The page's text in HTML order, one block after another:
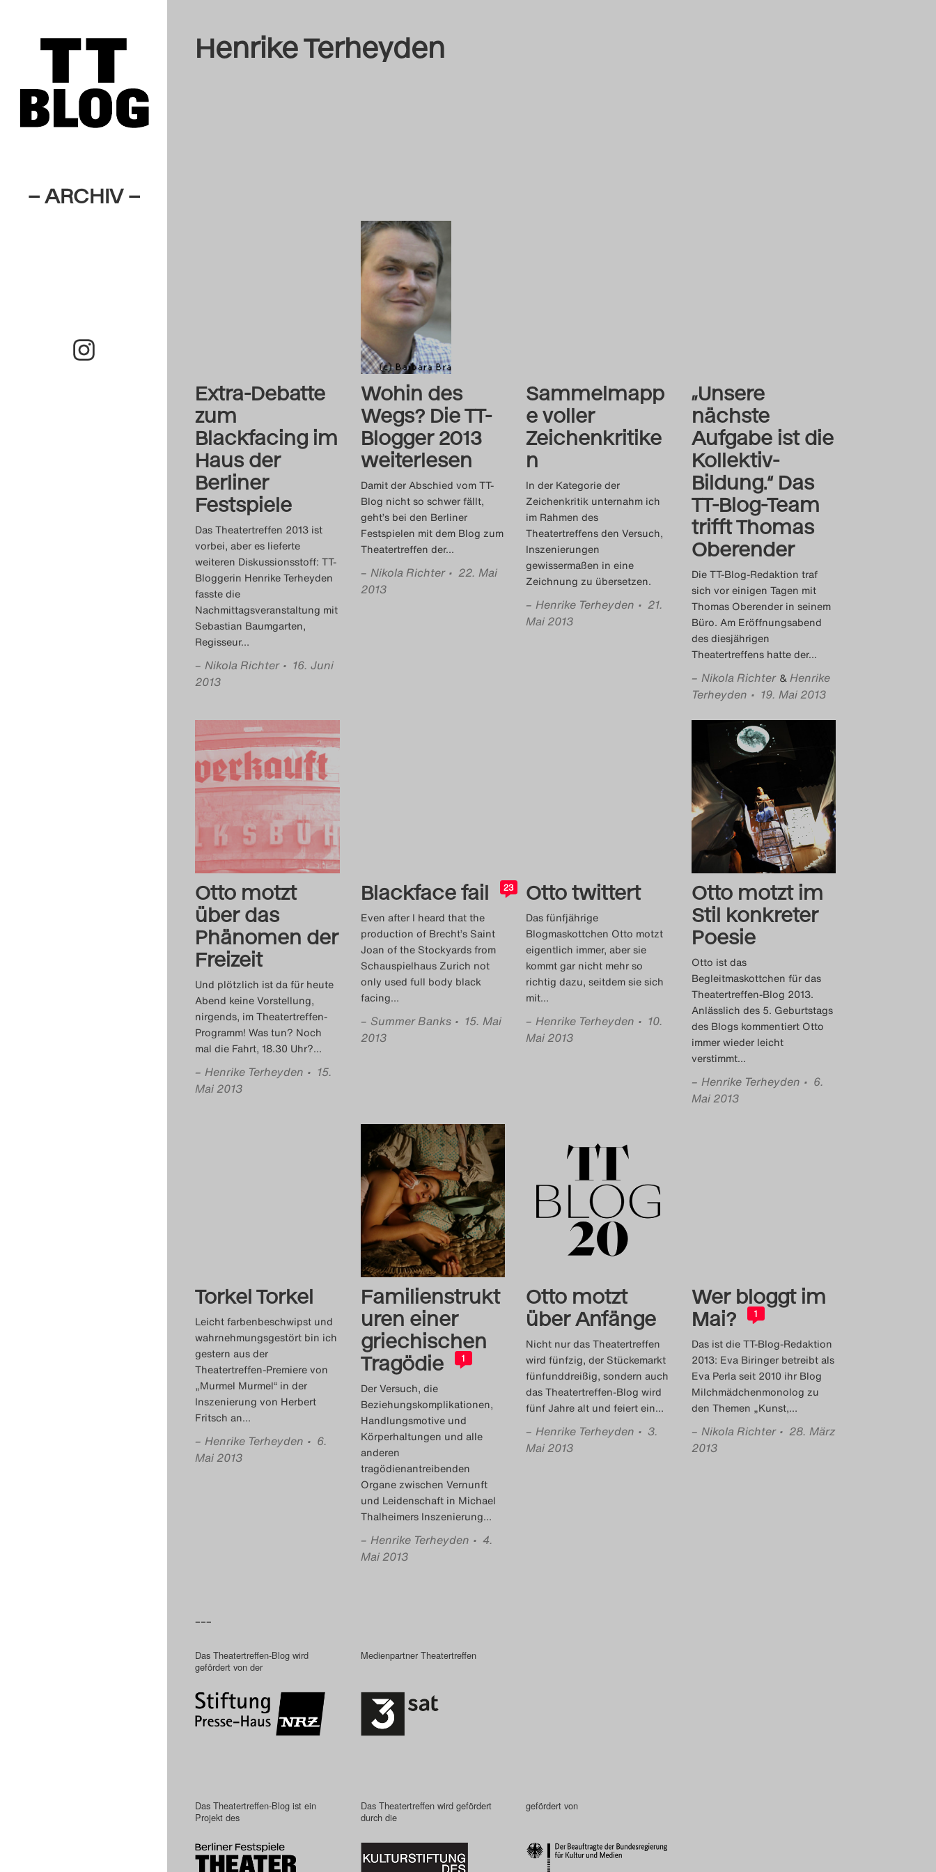
– ARCHIV –
Henrike Terheyden
Extra-Debatte
zum
Blackfacing im
Haus der
Berliner
Festspiele
Das Theatertreffen 2013 ist
vorbei, aber es lieferte
weiteren Diskussionsstoff: TT-
Bloggerin Henrike Terheyden
fasste die
Nachmittagsveranstaltung mit
Sebastian Baumgarten,
Regisseur…
– Nikola Richter • 16. Juni
2013
Wohin des
Wegs? Die TT-
Blogger 2013
weiterlesen
Damit der Abschied vom TT-
Blog nicht so schwer fällt,
geht’s bei den Berliner
Festspielen mit dem Blog zum
Theatertreffen der…
– Nikola Richter • 22. Mai
2013
Sammelmapp
e voller
Zeichenkritike
n
In der Kategorie der
Zeichenkritik unternahm ich
im Rahmen des
Theatertreffens den Versuch,
Inszenierungen
gewissermaßen in eine
Zeichnung zu übersetzen.
– Henrike Terheyden • 21.
Mai 2013
„Unsere
nächste
Aufgabe ist die
Kollektiv-
Bildung.“ Das
TT-Blog-Team
trifft Thomas
Oberender
Die TT-Blog-Redaktion traf
sich vor einigen Tagen mit
Thomas Oberender in seinem
Büro. Am Eröffnungsabend
des diesjährigen
Theatertreffens hatte der…
– Nikola Richter&Henrike
Terheyden • 19. Mai 2013
Otto motzt
über das
Phänomen der
Freizeit
Und plötzlich ist da für heute
Abend keine Vorstellung,
nirgends, im Theatertreffen-
Programm! Was tun? Noch
mal die Fahrt, 18.30 Uhr?…
– Henrike Terheyden • 15.
Mai 2013
Blackface fail 23
Even after I heard that the
production of Brecht’s Saint
Joan of the Stockyards from
Schauspielhaus Zurich not
only used full body black
facing…
– Summer Banks • 15. Mai
2013
Otto twittert
Das fünfjährige
Blogmaskottchen Otto motzt
eigentlich immer, aber sie
kommt gar nicht mehr so
richtig dazu, seitdem sie sich
mit…
– Henrike Terheyden • 10.
Mai 2013
Otto motzt im
Stil konkreter
Poesie
Otto ist das
Begleitmaskottchen für das
Theatertreffen-Blog 2013.
Anlässlich des 5. Geburtstags
des Blogs kommentiert Otto
immer wieder leicht
verstimmt…
– Henrike Terheyden • 6.
Mai 2013
Torkel Torkel
Leicht farbenbeschwipst und
wahrnehmungsgestört bin ich
gestern aus der
Theatertreffen-Premiere von
„Murmel Murmel“ in der
Inszenierung von Herbert
Fritsch an…
– Henrike Terheyden • 6.
Mai 2013
Familienstrukt
uren einer
griechischen
Tragödie
1
Der Versuch, die
Beziehungskomplikationen,
Handlungsmotive und
Körperhaltungen und alle
anderen
tragödienantreibenden
Organe zwischen Vernunft
und Leidenschaft in Michael
Thalheimers Inszenierung…
– Henrike Terheyden • 4.
Mai 2013
Otto motzt
über Anfänge
Nicht nur das Theatertreffen
wird fünfzig, der Stückemarkt
fünfunddreißig, sondern auch
das Theatertreffen-Blog wird
fünf Jahre alt und feiert ein…
– Henrike Terheyden • 3.
Mai 2013
Wer bloggt im
Mai?
1
Das ist die TT-Blog-Redaktion
2013: Eva Biringer betreibt als
Eva Perla seit 2010 ihr Blog
Milchmädchenmonolog zu
den Themen „Kunst,…
– Nikola Richter • 28. März
2013
–––
Das Theatertreffen-Blog wird
gefördert von der
Medienpartner Theatertreffen
Das Theatertreffen-Blog ist ein
Projekt des
Das Theatertreffen wird gefördert
durch die
gefördert von